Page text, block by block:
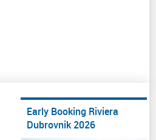
Early Booking Riviera
Dubrovnik 2026